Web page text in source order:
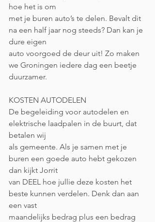
hoe het is om
met je buren auto’s te delen. Bevalt dit
na een half jaar nog steeds? Dan kan je
dure eigen
auto voorgoed de deur uit! Zo maken
we Groningen iedere dag een beetje
duurzamer.
KOSTEN AUTODELEN
De begeleiding voor autodelen en
elektrische laadpalen in de buurt, dat
betalen wij
als gemeente. Als je samen met je
buren een goede auto hebt gekozen
dan kijkt Jorrit
van DEEL hoe jullie deze kosten het
beste kunnen verdelen. Denk dan aan
een vast
maandelijks bedrag plus een bedrag